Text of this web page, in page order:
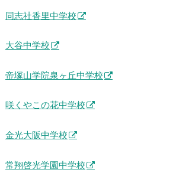
同志社香里中学校
大谷中学校
帝塚山学院泉ヶ丘中学校
咲くやこの花中学校
金光大阪中学校
常翔啓光学園中学校